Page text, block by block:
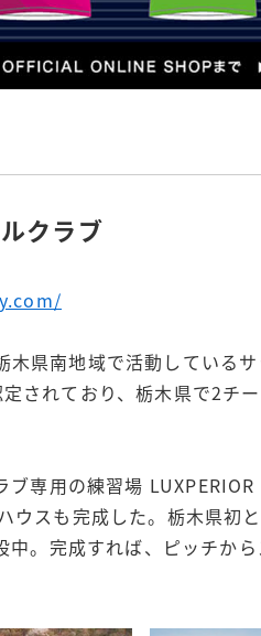
クラブ
県南地域で活動しているサ
されており、栃木県で2チ
専用の練習場
ウスも完成した。栃木県初
。完成すれば、ピッチか